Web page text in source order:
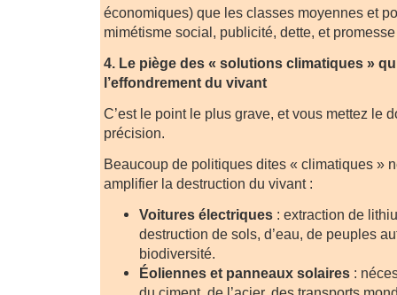
économiques) que les classes moyennes et
mimétisme social, publicité, dette, et
4. Le piège des « solutions climatiques »
l’effondrement du vivant
C’est le point le plus grave, et vous mettez le
précision.
Beaucoup de politiques dites « climatiques »
amplifier la destruction du vivant :
Voitures électriques : extraction de
destruction de sols, d’eau, de peuples
biodiversité.
Éoliennes et panneaux solaires :